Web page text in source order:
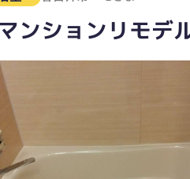
ンションリモデ